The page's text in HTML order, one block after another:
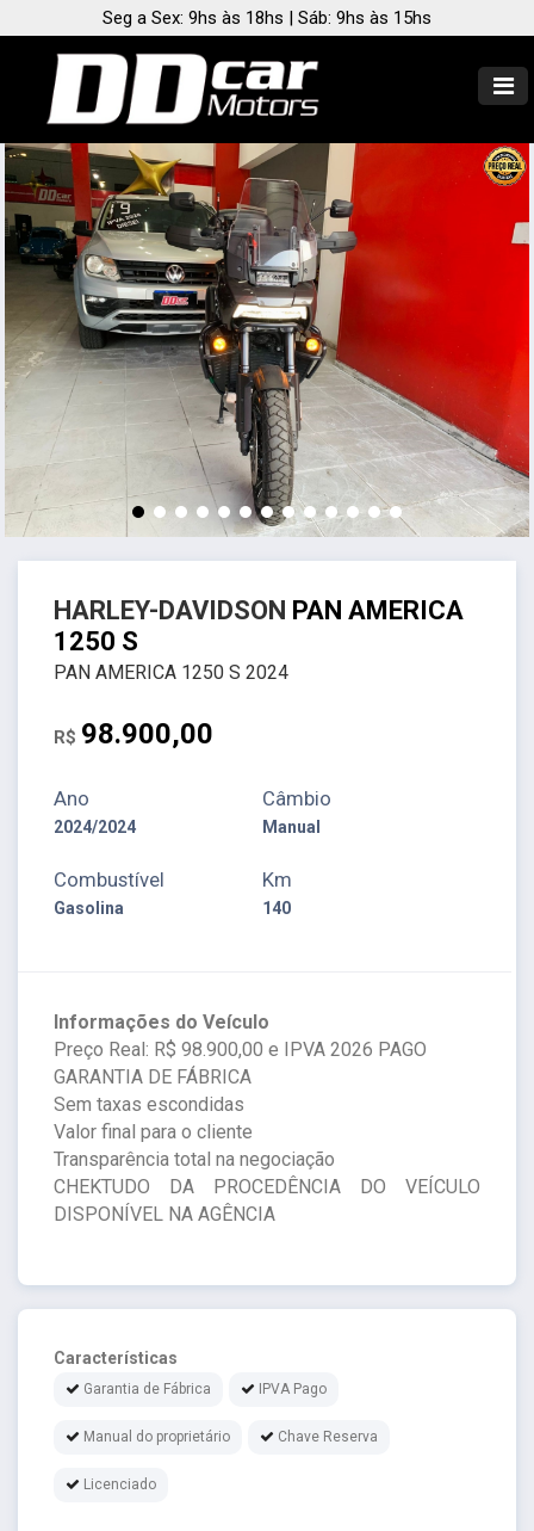
Seg a Sex: 9hs às 18hs | Sáb: 9hs às 15hs
HARLEY-DAVIDSON PAN AMERICA
1250 S
PAN AMERICA 1250 S 2024
R$ 98.900,00
Ano
2024/2024
Câmbio
Manual
Combustível
Gasolina
Km
140
Informações do Veículo
Preço Real: R$ 98.900,00 e IPVA 2026 PAGO
GARANTIA DE FÁBRICA
Sem taxas escondidas
Valor final para o cliente
Transparência total na negociação
CHEKTUDO DA PROCEDÊNCIA DO VEÍCULO
DISPONÍVEL NA AGÊNCIA
Características
Garantia de Fábrica IPVA Pago
Manual do proprietário Chave Reserva
Licenciado